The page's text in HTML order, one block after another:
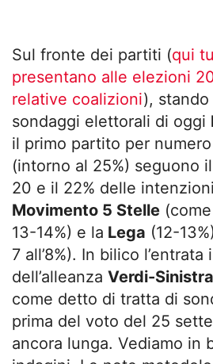
Sul fronte dei partiti (qui
presentano alle elezioni
relative coalizioni),
sondaggi elettorali di oggi
il primo partito per
(intorno al 25%) seguono il
20 e il 22% delle
Movimento 5 Stelle
13-14%) e la Lega (12-
7 all’8%). In bilico
dell’alleanza Verdi-
come detto di tratta di
prima del voto del 25
ancora lunga. Vediamo in